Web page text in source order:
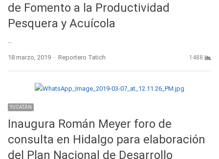
de Fomento a la Productividad
Pesquera y Acuícola
18 marzo, 2019 Author
Reportero Tatich 1488
YUCATÁN
Inaugura Román Meyer foro de
consulta en Hidalgo para elaboración
del Plan Nacional de Desarrollo